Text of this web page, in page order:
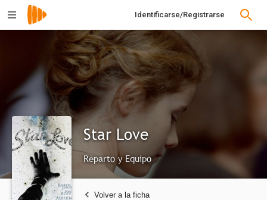
Identificarse/Registrarse
Star Love
Reparto y Equipo
Volver a la ficha